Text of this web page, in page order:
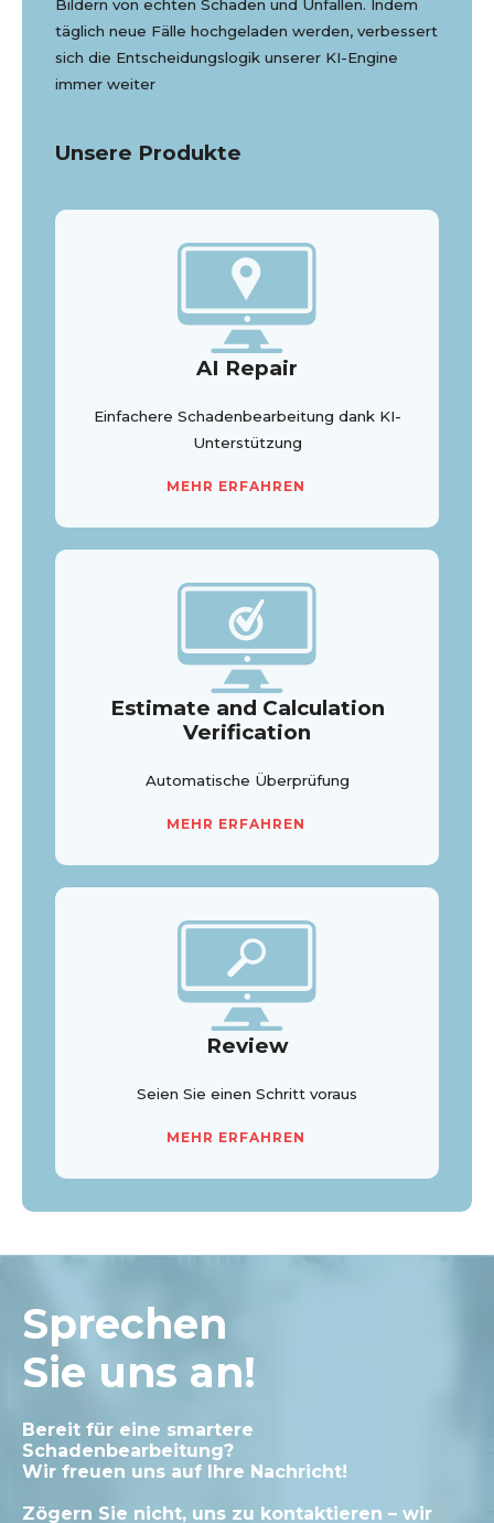
Bildern von echten Schäden und Unfällen. Indem
täglich neue Fälle hochgeladen werden, verbessert
sich die Entscheidungslogik unserer KI-Engine
immer weiter
Unsere Produkte
AI Repair
Einfachere Schadenbearbeitung dank KI-
Unterstützung
MEHR ERFAHREN
Estimate and Calculation
Verification
Automatische Überprüfung
MEHR ERFAHREN
Review
Seien Sie einen Schritt voraus
MEHR ERFAHREN
Sprechen
Sie uns an!
Bereit für eine smartere
Schadenbearbeitung?
Wir freuen uns auf Ihre Nachricht!
Zögern Sie nicht, uns zu kontaktieren – wir